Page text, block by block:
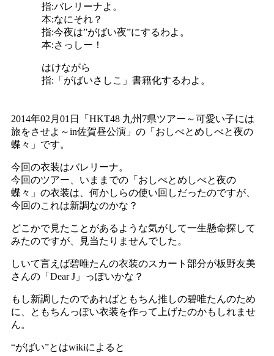
指:バレリーナよ。
本:なにそれ？
指:今夜は”がばい夜”にするわよ。
本:さっしー！
はけながら
指:「がばいさしこ」書籍化するわよ。
2014年02月01日「HKT48 九州7県ツアー～可愛い子には
旅をさせよ～in佐賀昼公演」の「おしべとめしべと夜の
蝶々」です。
今回の衣装はバレリーナ。
今回のツアー、いままでの「おしべとめしべと夜の
蝶々」の衣装は、何かしらの使い回しだったのですが、
今回のこれは新調なのかな？
どこかで見たことがあるような気がして一生懸命探して
みたのですが、見当たりませんでした。
しいて言えば碧唯たんの衣装のスカート部分が板野友美
さんの「Dear J」っぽいかな？
もし新調したのであればともちん推しの碧唯たんのため
に、ともちんっぽい衣装を作って上げたのかもしれませ
ん。
“がばい”とはwikiによると